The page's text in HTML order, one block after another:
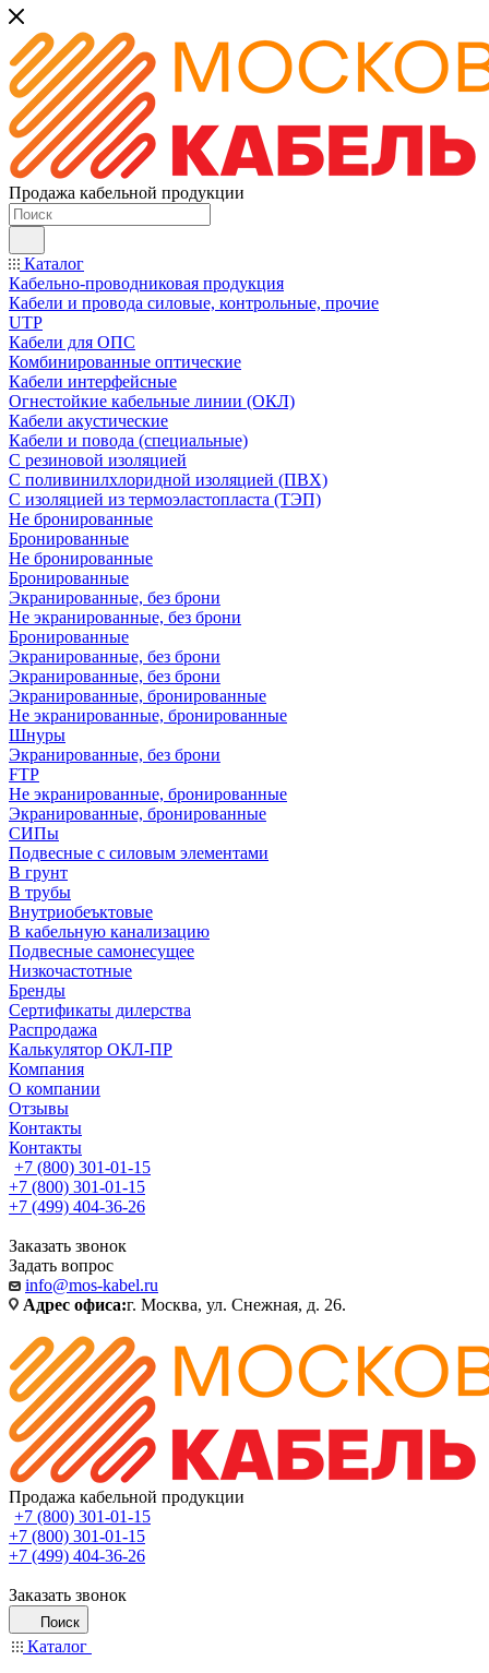
Продажа кабельной продукции
Каталог
Кабельно-проводниковая продукция
Кабели и провода силовые, контрольные, прочие
UTP
Кабели для ОПС
Комбинированные оптические
Кабели интерфейсные
Огнестойкие кабельные линии (ОКЛ)
Кабели акустические
Кабели и повода (специальные)
С резиновой изоляцией
С поливинилхлоридной изоляцией (ПВХ)
С изоляцией из термоэластопласта (ТЭП)
Не бронированные
Бронированные
Не бронированные
Бронированные
Экранированные, без брони
Не экранированные, без брони
Бронированные
Экранированные, без брони
Экранированные, без брони
Экранированные, бронированные
Не экранированные, бронированные
Шнуры
Экранированные, без брони
FTP
Не экранированные, бронированные
Экранированные, бронированные
СИПы
Подвесные с силовым элементами
В грунт
В трубы
Внутриобеъктовые
В кабельную канализацию
Подвесные самонесущее
Низкочастотные
Бренды
Сертификаты дилерства
Распродажа
Калькулятор ОКЛ-ПР
Компания
О компании
Отзывы
Контакты
Контакты
+7 (800) 301-01-15
+7 (800) 301-01-15
+7 (499) 404-36-26
Заказать звонок
Задать вопрос
info@mos-kabel.ru
Адрес офиса:г. Москва, ул. Снежная, д. 26.
Продажа кабельной продукции
+7 (800) 301-01-15
+7 (800) 301-01-15
+7 (499) 404-36-26
Заказать звонок
Поиск
Каталог